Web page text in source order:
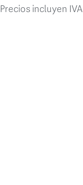
Precios incluyen IVA